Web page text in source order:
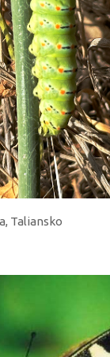
Taliansko